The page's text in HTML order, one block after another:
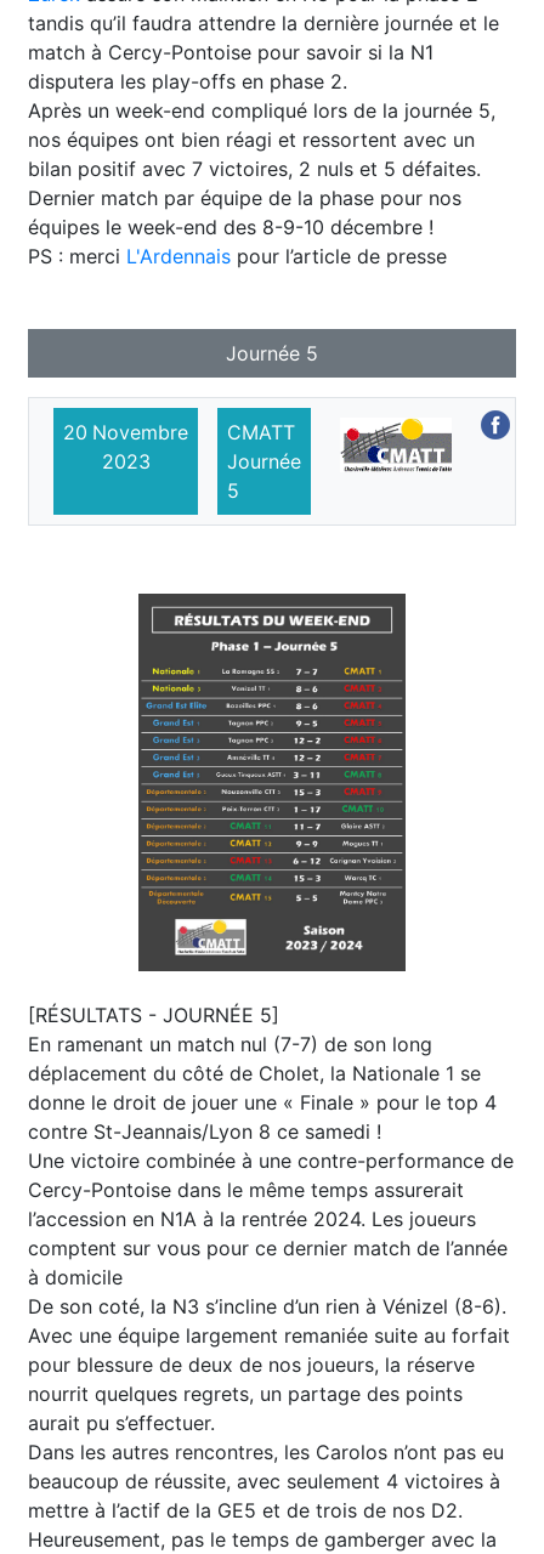
tandis qu’il faudra attendre la dernière journée et le
match à Cercy-Pontoise pour savoir si la N1
disputera les play-offs en phase 2.
Après un week-end compliqué lors de la journée 5,
nos équipes ont bien réagi et ressortent avec un
bilan positif avec 7 victoires, 2 nuls et 5 défaites.
Dernier match par équipe de la phase pour nos
équipes le week-end des 8-9-10 décembre !
PS : merci L'Ardennais pour l’article de presse
Journée 5
20 Novembre
2023
CMATT
Journée
5
[RÉSULTATS - JOURNÉE 5]
En ramenant un match nul (7-7) de son long
déplacement du côté de Cholet, la Nationale 1 se
donne le droit de jouer une « Finale » pour le top 4
contre St-Jeannais/Lyon 8 ce samedi !
Une victoire combinée à une contre-performance de
Cercy-Pontoise dans le même temps assurerait
l’accession en N1A à la rentrée 2024. Les joueurs
comptent sur vous pour ce dernier match de l’année
à domicile
De son coté, la N3 s’incline d’un rien à Vénizel (8-6).
Avec une équipe largement remaniée suite au forfait
pour blessure de deux de nos joueurs, la réserve
nourrit quelques regrets, un partage des points
aurait pu s’effectuer.
Dans les autres rencontres, les Carolos n’ont pas eu
beaucoup de réussite, avec seulement 4 victoires à
mettre à l’actif de la GE5 et de trois de nos D2.
Heureusement, pas le temps de gamberger avec la